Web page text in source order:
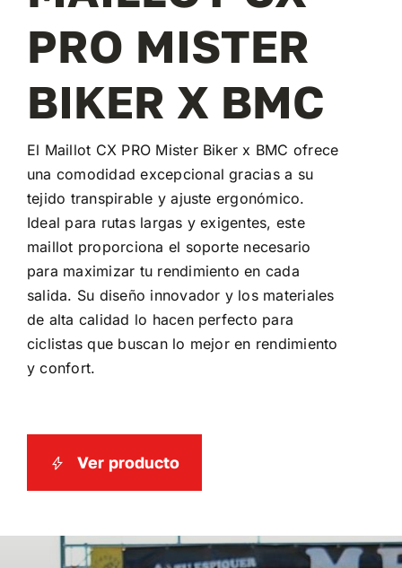
PRO MISTER
BIKER X BMC
El Maillot CX PRO Mister Biker x BMC ofrece
una comodidad excepcional gracias a su
tejido transpirable y ajuste ergonómico.
Ideal para rutas largas y exigentes, este
maillot proporciona el soporte necesario
para maximizar tu rendimiento en cada
salida. Su diseño innovador y los materiales
de alta calidad lo hacen perfecto para
ciclistas que buscan lo mejor en rendimiento
y confort.
Ver producto